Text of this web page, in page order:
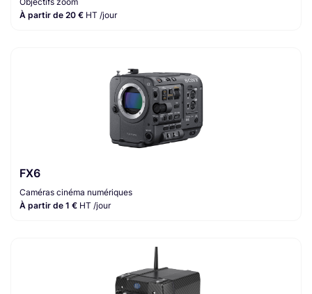
À partir de 20 € HT /jour
FX6
Caméras cinéma numériques
À partir de 1 € HT /jour